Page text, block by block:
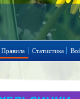
Правила Статистика